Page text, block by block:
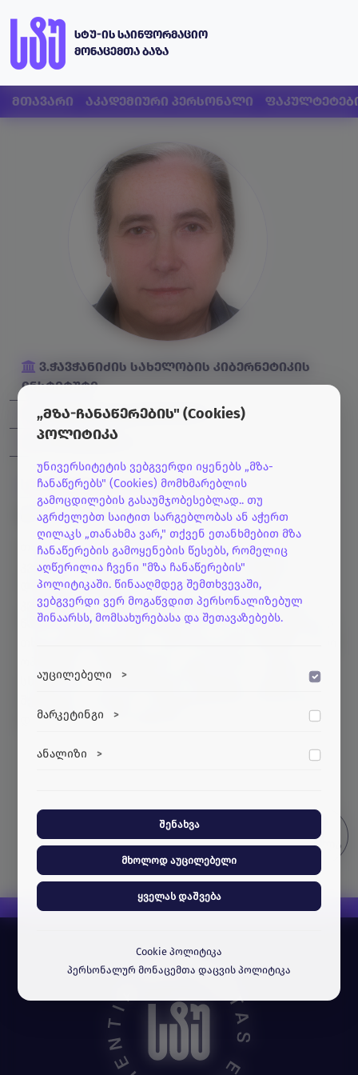
სტუ-ის საინფორმაციო
მონაცემთა ბაზა
მთავარი აკადემიური პერსონალი
ვ.ჭავჭანიძის სახელობის კიბერნეტიკის
ინსტიტუტი
მეცნიერ თანამშრომელი
stavzar@inbox.ru
სვეტლანა თავზარაშვილი
CV გამოქვეყნებული ნაშრომები
თხევად კრისტალების ოპტიკური თვისებების
კვლევის განყოფილების შექმნის პირველივე
დღიდან ვღებულობ აქტიურ მონაწილეობას
კვლევებში. ამჟამად ჩემი მოღვაწეობის სფეროს
წარმოადგენს ფოტომგრძნობიარე ქოლესტერული
სხვადასხვა ზემოქმედების შედეგად. კვლევის
და საგრანტო პროექტებში
„მზა-ჩანაწერების" (Cookies)
პოლიტიკა
უნივერსიტეტის ვებგვერდი იყენებს „მზა-
ჩანაწერებს" (Cookies) მომხმარებლის
გამოცდილების გასაუმჯობესებლად.. თუ
აგრძელებთ საიტით სარგებლობას ან აჭერთ
ღილაკს „თანახმა ვარ," თქვენ ეთანხმებით მზა
ჩანაწერების გამოყენების წესებს, რომელიც
აღწერილია ჩვენი "მზა ჩანაწერების"
პოლიტიკაში. წინააღმდეგ შემთხვევაში,
ვებგვერდი ვერ მოგაწვდით პერსონალიზებულ
შინაარსს, მომსახურებასა და შეთავაზებებს.
აუცილებელი >
ვებსაიტის გამართული ფუნქციონირებისთვის
აუცილებელი ქუქი-ფაილები.
მარკეტინგი >
მარკეტინგული ქუქი-ფაილები გვეხმარება
პერსონალიზებული კონტენტისა და
ანალიზი >
ვიზიტორები ჩვენს ვებსაიტთან.
შენახვა
მხოლოდ აუცილებელი
ყველას დაშვება
Cookie პოლიტიკა
პერსონალურ მონაცემთა დაცვის პოლიტიკა